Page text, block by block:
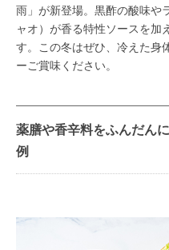
雨」が新登場。黒酢の酸味や
ャオ）が香る特性ソースを加
す。この冬はぜひ、冷えた身
ーご賞味ください。
薬膳や香辛料をふんだん
例